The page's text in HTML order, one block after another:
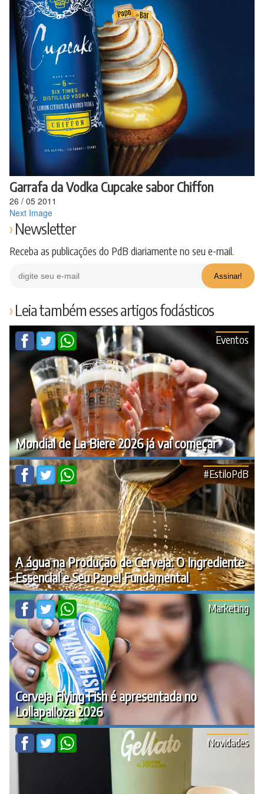
conteúdo
Garrafa da Vodka Cupcake sabor Chiffon
26 / 05 2011
Next Image
Newsletter
Receba as publicações do PdB diariamente no seu e-mail.
Leia também esses artigos fodásticos
Mondial de La Biere 2026 já vai começar
Eventos
A água na Produção de Cerveja: O Ingrediente
Essencial e Seu Papel Fundamental
#EstiloPdB
Cerveja Flying Fish é apresentada no
Lollapalloza 2026
Marketing
Novidades